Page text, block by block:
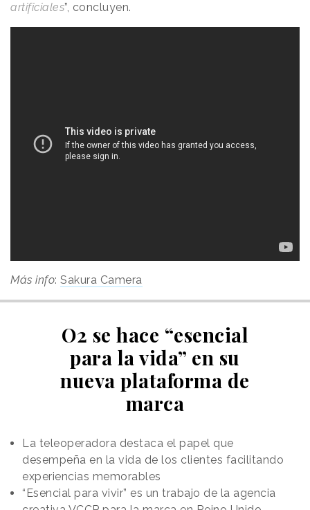
artificiales”, concluyen.
Más info: Sakura Camera
O2 se hace “esencial
para la vida” en su
nueva plataforma de
marca
La teleoperadora destaca el papel que
desempeña en la vida de los clientes facilitando
experiencias memorables
“Esencial para vivir” es un trabajo de la agencia